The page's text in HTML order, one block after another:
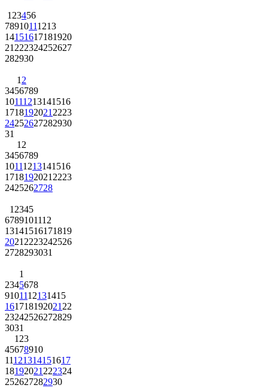
123456
78910111213
14151617181920
21222324252627
282930
12
3456789
10111213141516
17181920212223
24252627282930
31
12
3456789
10111213141516
17181920212223
2425262728
12345
6789101112
13141516171819
20212223242526
2728293031
1
2345678
9101112131415
16171819202122
23242526272829
3031
123
45678910
11121314151617
18192021222324
252627282930